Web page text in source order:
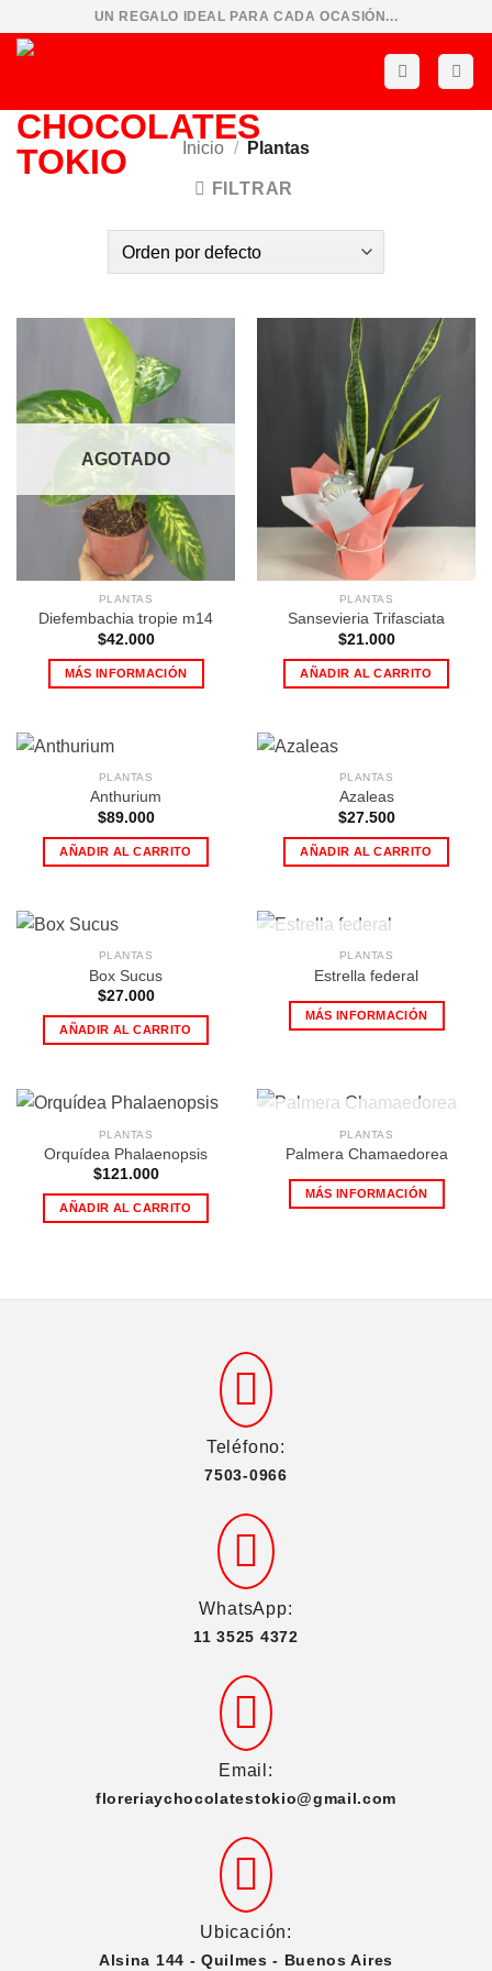
UN REGALO IDEAL PARA CADA OCASIÓN...
Inicio / Plantas
FILTRAR
AGOTADO
PLANTAS
Diefembachia tropie m14
$42.000
MÁS INFORMACIÓN
PLANTAS
Sansevieria Trifasciata
$21.000
AÑADIR AL CARRITO
PLANTAS
Anthurium
$89.000
AÑADIR AL CARRITO
PLANTAS
Azaleas
$27.500
AÑADIR AL CARRITO
PLANTAS
Box Sucus
$27.000
AÑADIR AL CARRITO
AGOTADO
PLANTAS
Estrella federal
MÁS INFORMACIÓN
PLANTAS
Orquídea Phalaenopsis
$121.000
AÑADIR AL CARRITO
AGOTADO
PLANTAS
Palmera Chamaedorea
MÁS INFORMACIÓN
Teléfono:
7503-0966
WhatsApp:
11 3525 4372
Email:
floreriaychocolatestokio@gmail.com
Ubicación:
Alsina 144 - Quilmes - Buenos Aires